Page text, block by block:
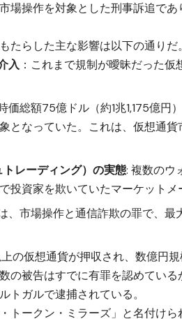
場操作を対象とした刑事訴追で
たらした主な影響は以下の通りだ。
入：これまで規制が曖昧だった仮
価総額75億ドル（約1兆1,175億
となっていた。これは、仮想通
レーディング）の実態: 複数のウ
投資家を欺いていたマーケットメ
、市場操作と通信詐欺の罪で、
の仮想通貨が押収され、数億円
の被告はすでに有罪を認めてい
トガルで逮捕されている。
トークン・ミラーズ」と名付け